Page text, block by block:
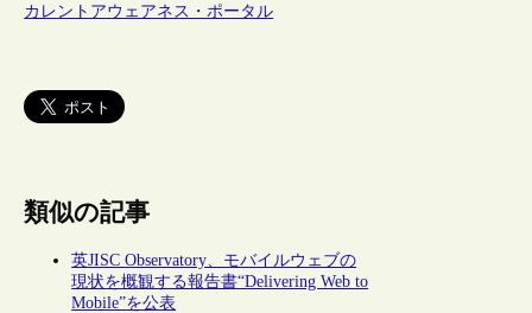
カレントアウェアネス・ポータル
類似の記事
英JISC Observatory、モバイルウェブの
現状を概観する報告書“Delivering Web to
Mobile”を公表